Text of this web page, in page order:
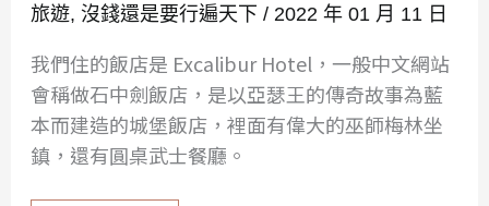
旅遊, 沒錢還是要行遍天下 / 2022 年 01 月 11 日
我們住的飯店是 Excalibur Hotel，一般中文網站
會稱做石中劍飯店，是以亞瑟王的傳奇故事為藍
本而建造的城堡飯店，裡面有偉大的巫師梅林坐
鎮，還有圓桌武士餐廳。